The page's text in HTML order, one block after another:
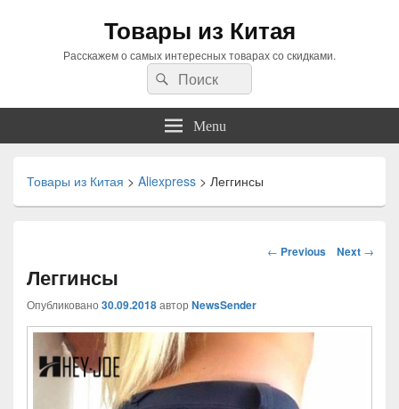
Товары из Китая
Расскажем о самых интересных товарах со скидками.
Search
for:
Search
Menu
Товары из Китая > Aliexpress > Леггинсы
Навигация
← Previous Next →
Леггинсы
Опубликовано 30.09.2018автор NewsSender